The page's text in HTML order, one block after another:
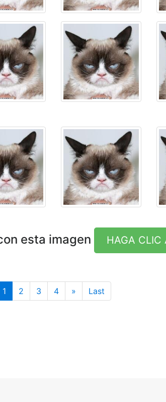
esta imagen HAGA CLIC
1 2 3 4 »LastLast